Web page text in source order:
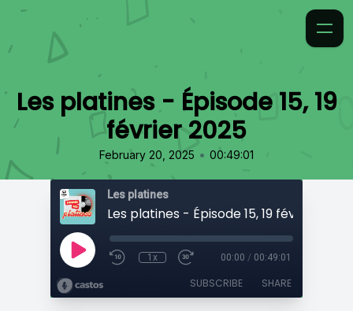
Les platines - Épisode 15, 19
février 2025
February 20, 2025 • 00:49:01
Les platines
Les platines - Épisode 15, 19 février 2025
1x 00:00 / 00:49:01
SUBSCRIBE SHARE